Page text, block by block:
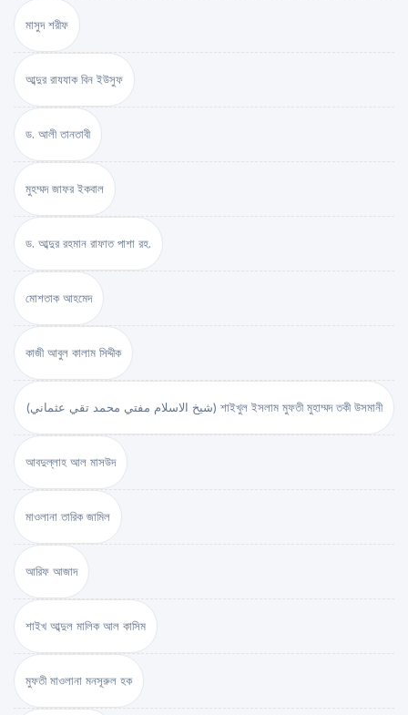
মাসুদ শরীফ
আব্দুর রাযযাক বিন ইউসুফ
ড. আলী তানতাবী
মুহম্মদ জাফর ইকবাল
ড. আব্দুর রহমান রাফাত পাশা রহ.
মোশতাক আহমেদ
কাজী আবুল কালাম সিদ্দীক
(شيخ الاسلام مفتي محمد تقي عثماني) শাইখুল ইসলাম মুফতী মুহাম্মদ তকী উসমানী
আবদুল্লাহ আল মাসউদ
মাওলানা তারিক জামিল
আরিফ আজাদ
শাইখ আব্দুল মালিক আল কাসিম
মুফতী মাওলানা মনসূরুল হক